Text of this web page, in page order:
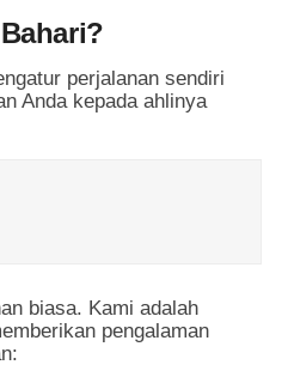
perjalanan sendiri
Anda kepada ahlinya
biasa. Kami adalah
pengalaman